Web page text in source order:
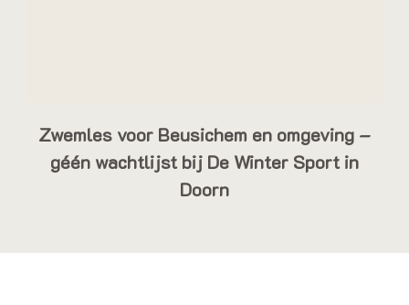
Zwemles voor Beusichem en omgeving –
géén wachtlijst bij De Winter Sport in
Doorn